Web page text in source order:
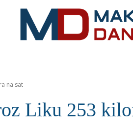
na sat
Liku 253